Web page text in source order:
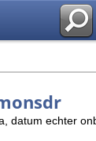
datum echter